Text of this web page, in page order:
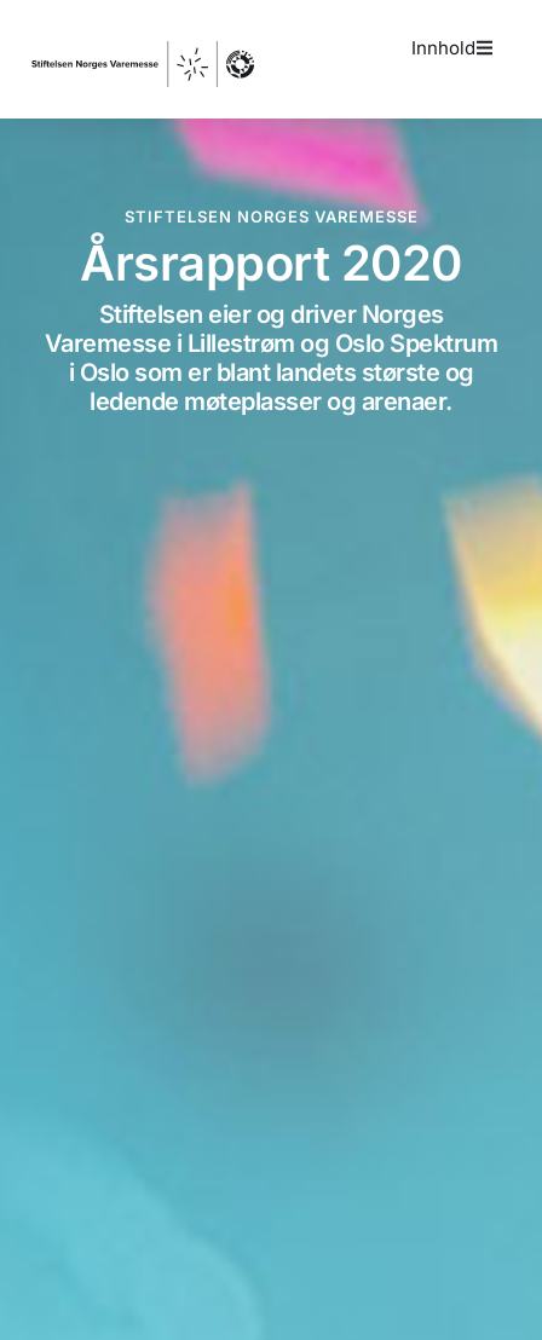
Innhold
STIFTELSEN NORGES VAREMESSE
Årsrapport 2020
Stiftelsen eier og driver Norges
Varemesse i Lillestrøm og Oslo Spektrum
i Oslo som er blant landets største og
ledende møteplasser og arenaer.